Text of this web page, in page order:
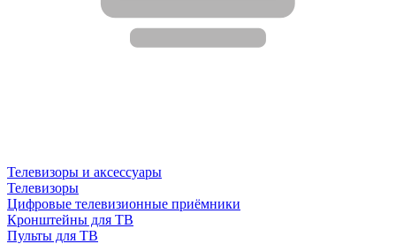
Телевизоры и аксессуары
Телевизоры
Цифровые телевизионные приёмники
Кронштейны для ТВ
Пульты для ТВ